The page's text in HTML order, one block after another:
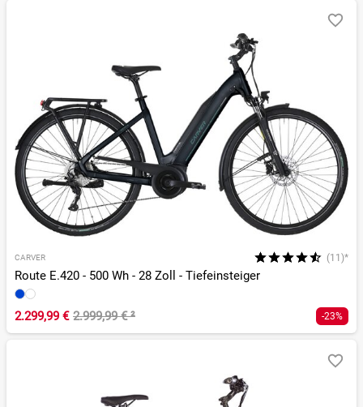
CARVER (11)*
Route E.420 - 500 Wh - 28 Zoll - Tiefeinsteiger
2.299,99 € 2.999,99 €² -23%